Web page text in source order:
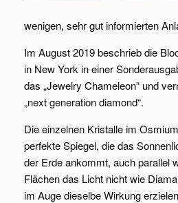
wenigen, sehr gut informierten
Im August 2019 beschrieb die
in New York in einer
das „Jewelry Chameleon“ und
„next generation diamond“.
Die einzelnen Kristalle im
perfekte Spiegel, die das
der Erde ankommt, auch parallel
Flächen das Licht nicht wie
im Auge dieselbe Wirkung